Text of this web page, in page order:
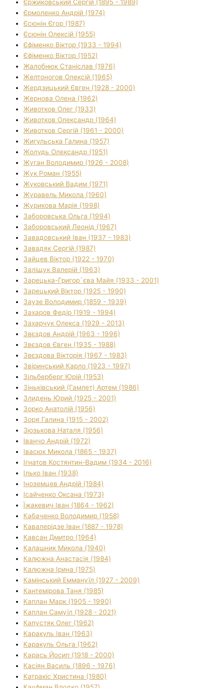
Єржиковський Сергій (1895 - 1989)
Єрмоленко Андрій (1974)
Єсюнін Єгор (1987)
Єсюнін Олексій (1955)
Єфіменко Віктор (1933 - 1994)
Єфіменко Віктор (1952)
Жалобнюк Станіслав (1976)
Желтоногов Олексій (1965)
Жердзицький Євген (1928 - 2000)
Жернова Олена (1962)
Животков Олег (1933)
Животков Олександр (1964)
Животков Сергій (1961 - 2000)
Жигульська Галина (1957)
Жолудь Олександр (1951)
Жуган Володимир (1926 - 2008)
Жук Роман (1955)
Жуковський Вадим (1971)
Журавель Микола (1960)
Журикова Марія (1998)
Заборовська Ольга (1994)
Заборовський Леонід (1967)
Завадовський Іван (1937 - 1983)
Завадяк Сергій (1987)
Зайцев Віктор (1922 - 1970)
Заліщук Валерій (1963)
Зарецька-Григор`єва Майя (1933 - 2001)
Зарецький Віктор (1925 - 1990)
Заузе Володимир (1859 - 1939)
Захаров Федір (1919 - 1994)
Захарчук Олекса (1929 - 2013)
Звєздов Андрій (1963 - 1996)
Звєздов Євген (1935 - 1988)
Звєздова Вікторія (1967 - 1983)
Звіринський Карло (1923 - 1997)
Зільберберг Юрій (1953)
Зіньківський (Гамлет) Артем (1986)
Злидень Юрий (1925 - 2001)
Зорко Анатолій (1956)
Зоря Галина (1915 - 2002)
Зюзькова Наталя (1956)
Іванчо Андрій (1972)
Івасюк Микола (1865 - 1937)
Ігнатов Костянтин-Вадим (1934 - 2016)
Ілько Іван (1938)
Іноземцев Андрій (1984)
Ісайченко Оксана (1973)
Їжакевич Іван (1864 - 1962)
Кабаченко Володимир (1958)
Кавалерідзе Іван (1887 - 1978)
Кавсан Дмитро (1964)
Калашник Микола (1940)
Калюжна Анастасія (1984)
Калюжна Ірина (1975)
Камінський Еммануїл (1927 - 2009)
Кантемірова Таня (1985)
Каплан Марк (1905 - 1990)
Каплан Самуїл (1928 - 2021)
Капустяк Олег (1962)
Каракуль Іван (1963)
Каракуль Ольга (1962)
Карась Йосип (1918 - 2000)
Касіян Василь (1896 - 1976)
Катракіс Христина (1980)